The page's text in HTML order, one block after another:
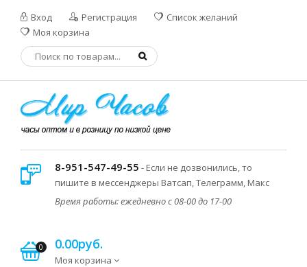
Вход Регистрация
Список желаний
Моя корзина
8-951-547-49-55 - Если не дозвонились, то
пишите в мессенджеры Ватсап, Телеграмм, Макс
Время работы: ежедневно с 08-00 до 17-00
0 0.00руб.
Моя корзина